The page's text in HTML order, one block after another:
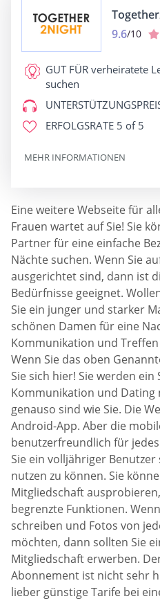
9.6/10
GUT FÜR verheiratete
suchen
ERFOLGSRATE 5 of 5
MEHR INFORMATIONEN
Eine weitere Webseite für
Frauen wartet auf Sie! Sie
Partner für eine einfache
Nächte suchen. Wenn Sie
ausgerichtet sind, dann ist
Bedürfnisse geeignet.
Sie ein junger und starker
schönen Damen für eine
Kommunikation und
Wenn Sie das oben
Sie sich hier! Sie werden ein
Kommunikation und Dating
genauso sind wie Sie. Die
Android-App. Aber die
benutzerfreundlich für
Sie ein volljähriger
nutzen zu können. Sie
Mitgliedschaft
begrenzte Funktionen.
schreiben und Fotos von
möchten, dann sollten Sie
Mitgliedschaft erwerben.
Abonnement ist nicht sehr
lieber günstige Tarife bei